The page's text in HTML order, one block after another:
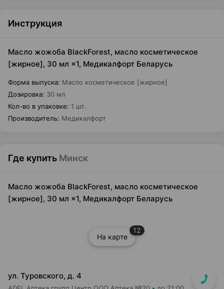
Инструкция
Масло жожоба BlackForest, масло косметическое
[жирное], 30 мл ×1, Медикалфорт Беларусь
Форма выпуска: Масло косметическое [жирное]
Дозировка: 30 мл
Кол-во в упаковке: 1 шт.
Производитель: Медикалфорт
Где купить Минск
Масло жожоба BlackForest, масло косметическое
[жирное], 30 мл ×1, Медикалфорт Беларусь
На карте
12
ул. Туровского, д. 4